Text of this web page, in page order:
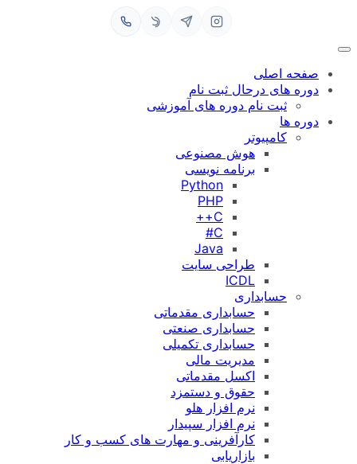
اصلی
های درحال ثبت نام
ثبت نام دوره های آموزشی
ها
کامپیوتر
هوش مصنوعی
برنامه نویسی
Python
طراحی سایت
حسابداری
حسابداری مقدماتی
حسابداری صنعتی
حسابداری تکمیلی
مدیریت مالی
اکسل مقدماتی
حقوق و دستمزد
نرم افزار هلو
نرم افزار سپیدار
کارآفرینی و مهارت های کسب و کار
بازاریابی